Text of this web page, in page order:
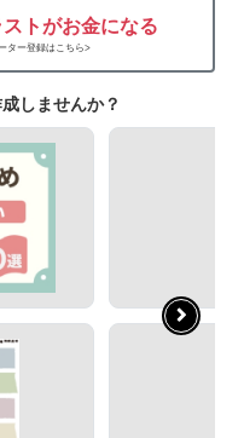
トがお金になる
ター登録はこちら>
しませんか？